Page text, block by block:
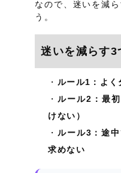
なので、迷いを減
う。
迷いを減らす3
ルール1：よ
ルール2：最
けない）
ルール3：途
求めない